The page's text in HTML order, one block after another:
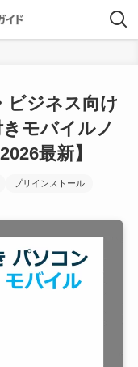
ビジネス向け
モバイルノ
最新】
プリインストール